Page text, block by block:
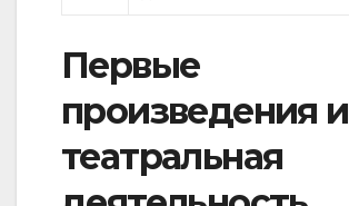
Первые
произведения и
театральная